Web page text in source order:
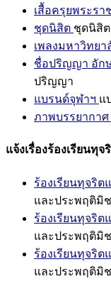
เสื้อครุยพระรา
ชุดนิสิต ชุดนิสิต
เพลงมหาวิทยา
ชื่อปริญญา อัก
ปริญญา
แบรนด์จุฬาฯ แ
ภาพบรรยากาศ
แจ้งเรื่องร้องเรียนทุจ
ร้องเรียนทุจริ
และประพฤติมิ
ร้องเรียนทุจริ
และประพฤติมิ
ร้องเรียนทุจริ
และประพฤติมิ